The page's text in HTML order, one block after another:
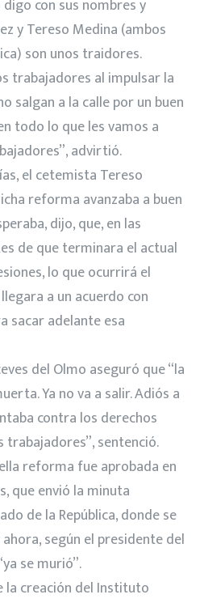
con sus nombres y
y Tereso Medina (ambos
son unos traidores.
trabajadores al impulsar la
salgan a la calle por un buen
todo lo que les vamos a
advirtió.
el cetemista Tereso
reforma avanzaba a buen
dijo, que, en las
de que terminara el actual
lo que ocurrirá el
a un acuerdo con
sacar adelante esa
del Olmo aseguró que “la
Ya no va a salir. Adiós a
contra los derechos
sentenció.
reforma fue aprobada en
que envió la minuta
de la República, donde se
según el presidente del
se murió”.
creación del Instituto